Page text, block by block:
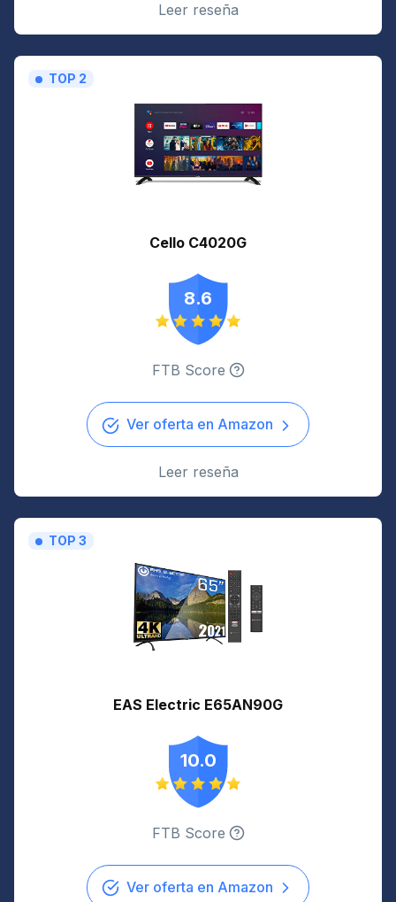
Leer reseña
TOP 2
Cello C4020G
8.6
FTB Score
Ver oferta en Amazon
Leer reseña
TOP 3
EAS Electric E65AN90G
10.0
FTB Score
Ver oferta en Amazon